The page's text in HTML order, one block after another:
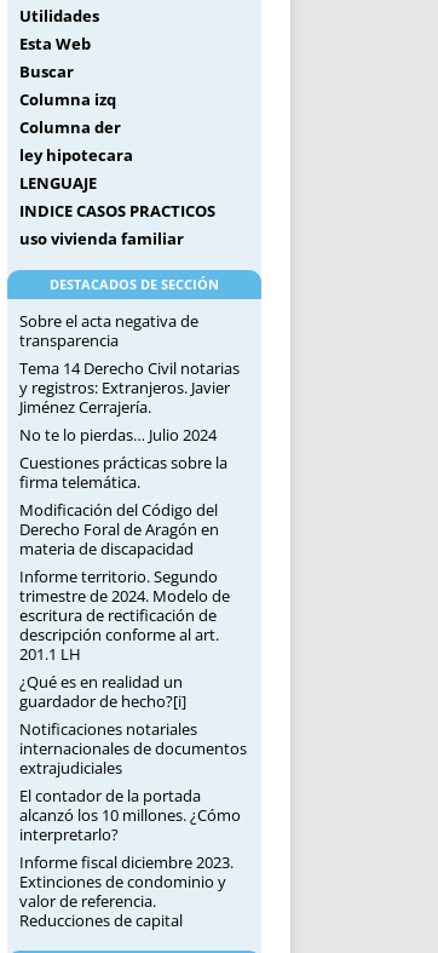
Utilidades
Esta Web
Buscar
Columna izq
Columna der
ley hipotecara
LENGUAJE
INDICE CASOS PRACTICOS
uso vivienda familiar
DESTACADOS DE SECCIÓN
Sobre el acta negativa de
transparencia
Tema 14 Derecho Civil notarias
y registros: Extranjeros. Javier
Jiménez Cerrajería.
No te lo pierdas… Julio 2024
Cuestiones prácticas sobre la
firma telemática.
Modificación del Código del
Derecho Foral de Aragón en
materia de discapacidad
Informe territorio. Segundo
trimestre de 2024. Modelo de
escritura de rectificación de
descripción conforme al art.
201.1 LH
¿Qué es en realidad un
guardador de hecho?[i]
Notificaciones notariales
internacionales de documentos
extrajudiciales
El contador de la portada
alcanzó los 10 millones. ¿Cómo
interpretarlo?
Informe fiscal diciembre 2023.
Extinciones de condominio y
valor de referencia.
Reducciones de capital